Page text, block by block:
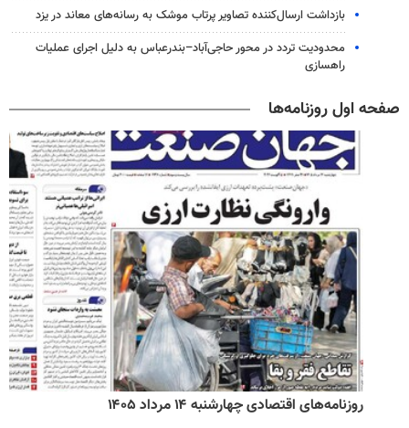
بازداشت ارسال‌کننده تصاویر پرتاب موشک به رسانه‌های معاند در یزد
محدودیت تردد در محور حاجی‌آباد–بندرعباس به دلیل اجرای عملیات
راهسازی
صفحه اول روزنامه‌ها
روزنامه‌های اقتصادی چهارشنبه ۱۴ مرداد ۱۴۰۵